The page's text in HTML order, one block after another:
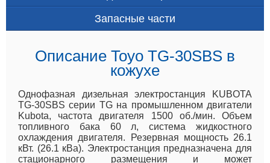
Запасные части
Описание Toyo TG-30SBS в
кожухе
Однофазная дизельная электростанция KUBOTA
TG-30SBS серии TG на промышленном двигатели
Kubota, частота двигателя 1500 об./мин. Объем
топливного бака 60 л, система жидкостного
охлаждения двигателя. Резервная мощность 26.1
кВт. (26.1 кВа). Электростанция предназначена для
стационарного размещения и может